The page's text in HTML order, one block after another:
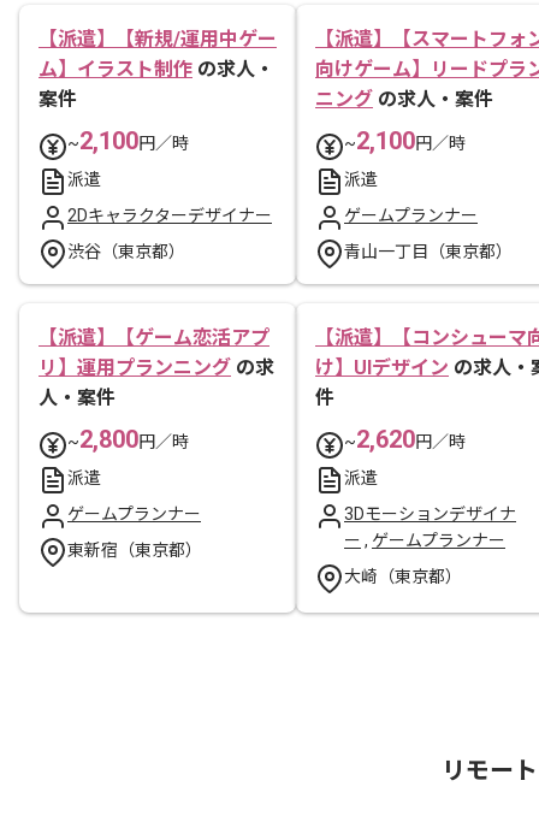
【派遣】【新規/運用中ゲー
ム】イラスト制作 の求人・
案件
~2,100円／時
派遣
2Dキャラクターデザイナー
渋谷（東京都）
【派遣】【スマートフォ
向けゲーム】リードプラ
ニング の求人・案件
~2,100円／時
派遣
ゲームプランナー
青山一丁目（東京都）
【派遣】【ゲーム恋活アプ
リ】運用プランニング の求
人・案件
~2,800円／時
派遣
ゲームプランナー
東新宿（東京都）
【派遣】【コンシューマ
け】UIデザイン の求人・
件
~2,620円／時
派遣
3Dモーションデザイナ
ー , ゲームプランナー
大崎（東京都）
リモー